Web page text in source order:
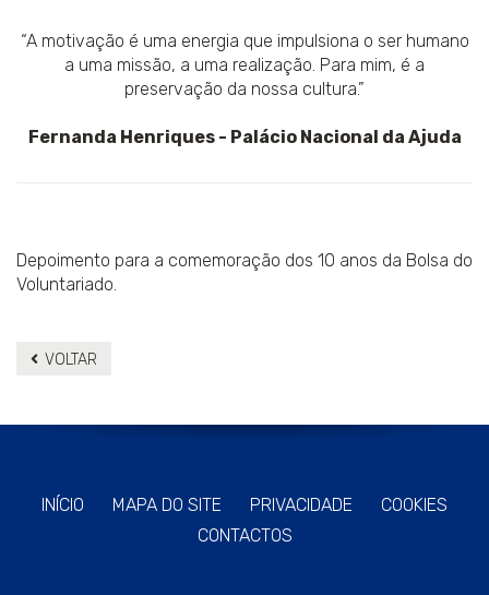
“A motivação é uma energia que impulsiona o ser humano
a uma missão, a uma realização. Para mim, é a
preservação da nossa cultura.”
Fernanda Henriques - Palácio Nacional da Ajuda
Depoimento para a comemoração dos 10 anos da Bolsa do
Voluntariado.
VOLTAR
INÍCIO MAPA DO SITE PRIVACIDADE
COOKIES
CONTACTOS